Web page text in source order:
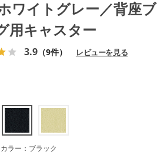
ワイトグレー／背座
用キャスター
3.9 （9件） レビューを見る
ラー：ブラック